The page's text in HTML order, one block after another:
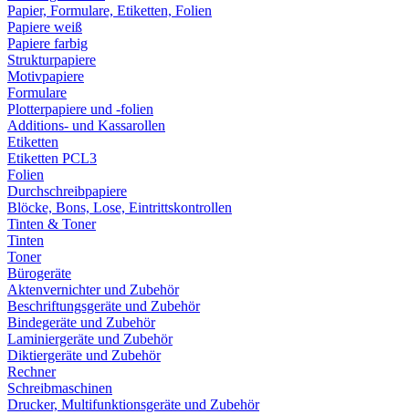
Papier, Formulare, Etiketten, Folien
Papiere weiß
Papiere farbig
Strukturpapiere
Motivpapiere
Formulare
Plotterpapiere und -folien
Additions- und Kassarollen
Etiketten
Etiketten PCL3
Folien
Durchschreibpapiere
Blöcke, Bons, Lose, Eintrittskontrollen
Tinten & Toner
Tinten
Toner
Bürogeräte
Aktenvernichter und Zubehör
Beschriftungsgeräte und Zubehör
Bindegeräte und Zubehör
Laminiergeräte und Zubehör
Diktiergeräte und Zubehör
Rechner
Schreibmaschinen
Drucker, Multifunktionsgeräte und Zubehör